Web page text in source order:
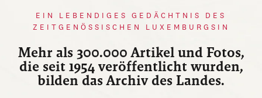
EIN LEBENDIGES GEDÄCHTNIS DES
ZEITGENÖSSISCHEN LUXEMBURGSIN
Mehr als 300.000 Artikel und Fotos,
die seit 1954 veröffentlicht wurden,
bilden das Archiv des Landes.